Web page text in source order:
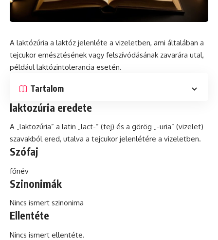
A laktózúria a laktóz jelenléte a vizeletben, ami általában a
tejcukor emésztésének vagy felszívódásának zavarára utal,
például laktózintolerancia esetén.
Tartalom
laktozúria eredete
A „laktozúria” a latin „lact-” (tej) és a görög „-uria” (vizelet)
szavakból ered, utalva a tejcukor jelenlétére a vizeletben.
Szófaj
főnév
Szinonimák
Nincs ismert szinonima
Ellentéte
Nincs ismert ellentéte.